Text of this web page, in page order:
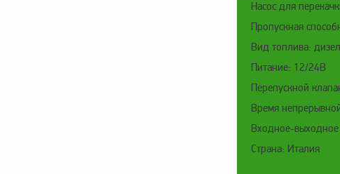
Насос для
Пропускная
Вид топлива:
Питание: 12/24В
Перепускной
Время
Входное-
Страна: Италия